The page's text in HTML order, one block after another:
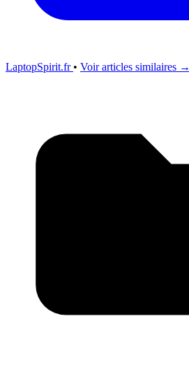
LaptopSpirit.fr • Voir articles similaires →